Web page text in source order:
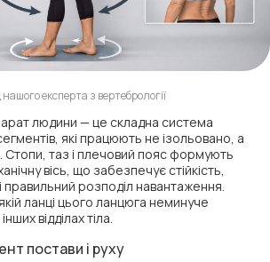
експерта з вертебрології
людини — це складна система
які працюють не ізольовано, а
Стопи, таз і плечовий пояс формують
вісь, що забезпечує стійкість,
правильний розподіл навантаження.
ланці цього ланцюга неминуче
відділах тіла.
постави і руху